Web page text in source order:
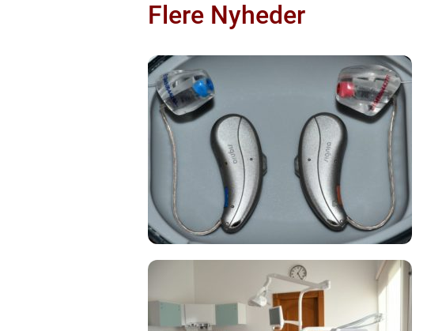
Flere Nyheder